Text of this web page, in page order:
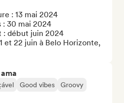
: 13 mai 2024
: 30 mai 2024
: début juin 2024
et 22 juin à Belo Horizonte,
Good vibes
Groovy